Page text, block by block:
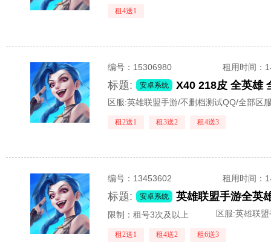
租4送1
编号： 15306980 租用时间 ：
标题: 安卓系统
区服:英雄联盟手游/不删档测试QQ/全部区
租2送1 租3送2 租4送3
编号： 13453602 租用时间 ：
标题: 安卓系统
限制：租号3次及以上 区服:英雄联
租2送1 租4送2 租6送3